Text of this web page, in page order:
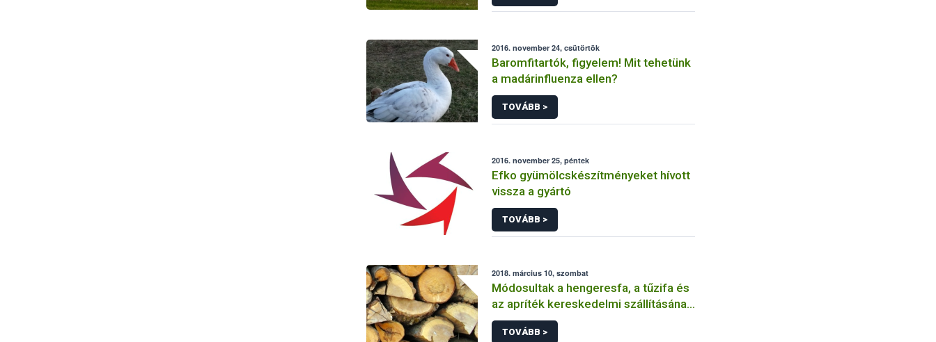
2016. november 24, csütörtök
Baromfitartók, figyelem! Mit tehetünk
a madárinfluenza ellen?
TOVÁBB >
2016. november 25, péntek
Efko gyümölcskészítményeket hívott
vissza a gyártó
TOVÁBB >
2018. március 10, szombat
Módosultak a hengeresfa, a tűzifa és
az apríték kereskedelmi szállításának
szabályai!
TOVÁBB >